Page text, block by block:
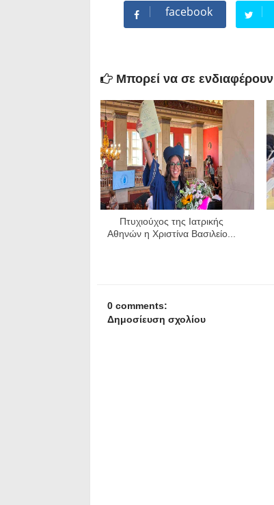
facebook
Μπορεί να σε ενδιαφέρουν
Πτυχιούχος της Ιατρικής
Αθηνών η Χριστίνα Βασιλείο...
0 comments:
Δημοσίευση σχολίου